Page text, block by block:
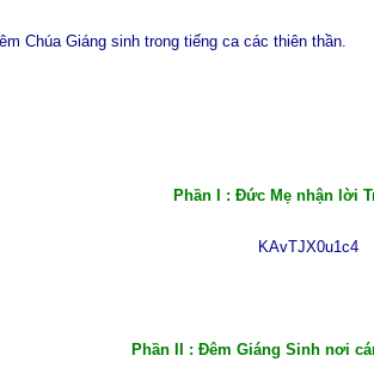
Chúa Giáng sinh trong tiếng ca các thiên thần.
Phần I : Đức Mẹ nhận lời
KAvTJX0u1c4
Phần II : Đêm Giáng Sinh nơi